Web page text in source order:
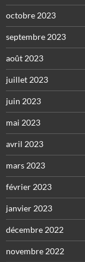
octobre 2023
septembre 2023
août 2023
juillet 2023
juin 2023
mai 2023
avril 2023
mars 2023
février 2023
janvier 2023
décembre 2022
novembre 2022